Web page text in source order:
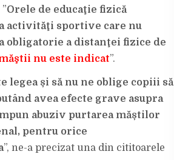
PROFESORII
CARE
OBLIGĂ
ELEVII
POARTE
LA
SPORT
FI
TRAȘI
LA
RĂSPUNDERE,
PENALĂ,
DACĂ
ELEVII
PĂȚESC
CEVA!
Orele de educaţie fizică
activităţi sportive care nu
obligatorie a distanţei fizice de
nu este indicat”.
legea și să nu ne oblige copiii să
avea efecte grave asupra
abuziv purtarea măștilor
pentru orice
”, ne-a precizat una din cititoarele